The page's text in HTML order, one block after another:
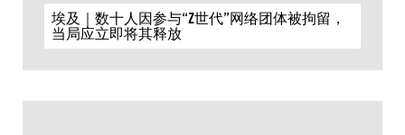
埃及｜数十人因参与“Z世代”网络团体被拘留，
当局应立即将其释放